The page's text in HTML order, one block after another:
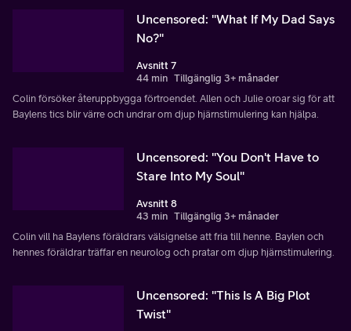
Uncensored: "What If My Dad Says
No?"
Avsnitt 7
44 min Tillgänglig 3+ månader
Colin försöker återuppbygga förtroendet. Allen och Julie oroar sig för att
Baylens tics blir värre och undrar om djup hjärnstimulering kan hjälpa.
Uncensored: "You Don't Have to
Stare Into My Soul"
Avsnitt 8
43 min Tillgänglig 3+ månader
Colin vill ha Baylens föräldrars välsignelse att fria till henne. Baylen och
hennes föräldrar träffar en neurolog och pratar om djup hjärnstimulering.
Uncensored: "This Is A Big Plot
Twist"